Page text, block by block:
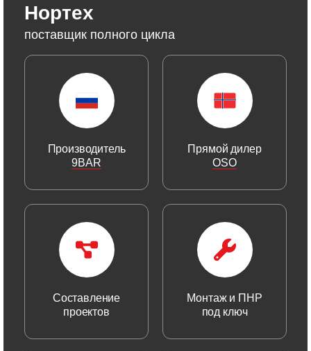
Нортех
поставщик полного цикла
Производитель
9BAR
Прямой дилер
OSO
Составление
проектов
Монтаж и ПНР
под ключ